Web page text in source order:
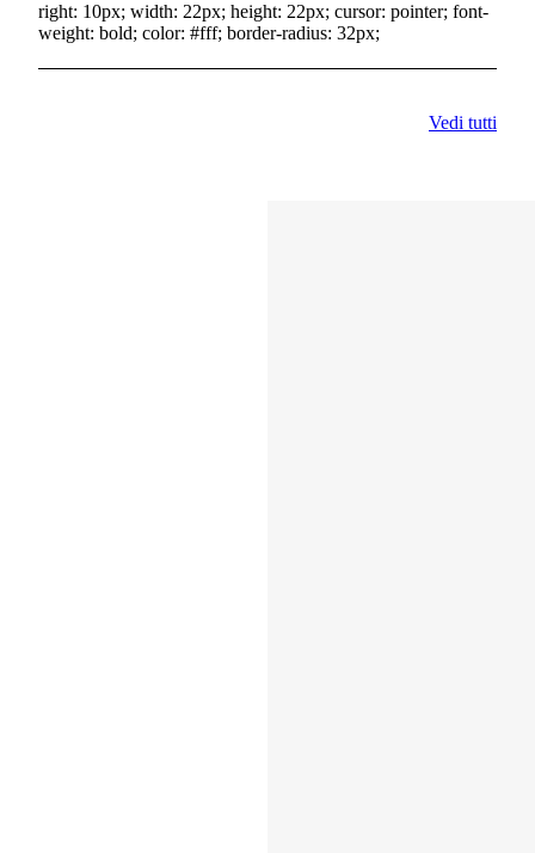
right: 10px; width: 22px; height: 22px; cursor: pointer; font-
weight: bold; color: #fff; border-radius: 32px;
Vedi tutti